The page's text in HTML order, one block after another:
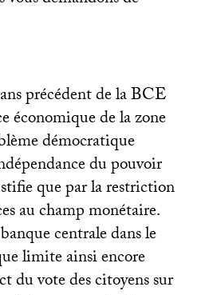
précédent de laBCE
économique de la zone
démocratique
du pouvoir
que par la restriction
au champ monétaire.
centrale dans le
limite ainsi encore
du vote des citoyens sur